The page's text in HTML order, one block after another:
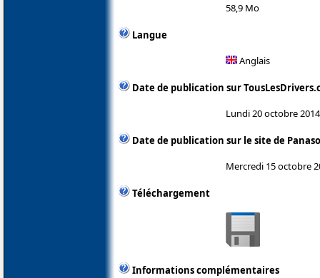
58,9 Mo
Langue
Anglais
Date de publication sur
Lundi 20 octobre 2014
Date de publication sur le site de
Mercredi 15 octobre
Téléchargement
Informations complémentaires